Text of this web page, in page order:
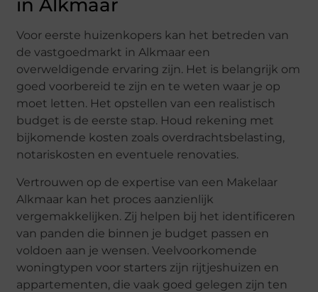
in Alkmaar
Voor eerste huizenkopers kan het betreden van
de vastgoedmarkt in Alkmaar een
overweldigende ervaring zijn. Het is belangrijk om
goed voorbereid te zijn en te weten waar je op
moet letten. Het opstellen van een realistisch
budget is de eerste stap. Houd rekening met
bijkomende kosten zoals overdrachtsbelasting,
notariskosten en eventuele renovaties.
Vertrouwen op de expertise van een Makelaar
Alkmaar kan het proces aanzienlijk
vergemakkelijken. Zij helpen bij het identificeren
van panden die binnen je budget passen en
voldoen aan je wensen. Veelvoorkomende
woningtypen voor starters zijn rijtjeshuizen en
appartementen, die vaak goed gelegen zijn ten